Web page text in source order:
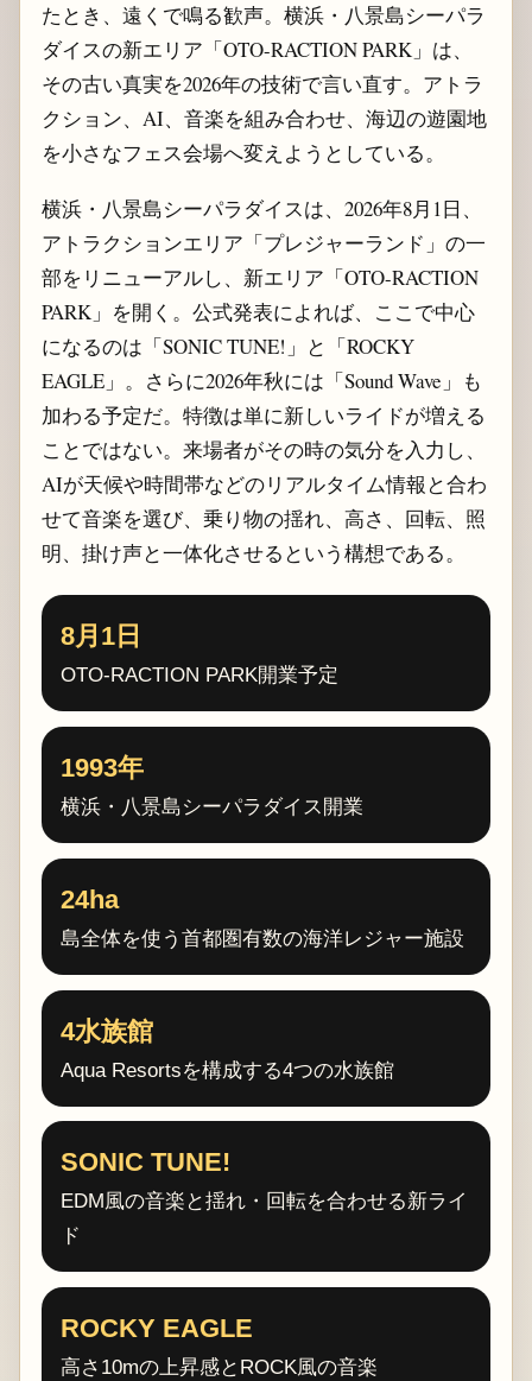
たとき、遠くで鳴る歓声。横浜・八景島シーパラ
ダイスの新エリア「OTO-RACTION PARK」は、
その古い真実を2026年の技術で言い直す。アトラ
クション、AI、音楽を組み合わせ、海辺の遊園地
を小さなフェス会場へ変えようとしている。
横浜・八景島シーパラダイスは、2026年8月1日、
アトラクションエリア「プレジャーランド」の一
部をリニューアルし、新エリア「OTO-RACTION
PARK」を開く。公式発表によれば、ここで中心
になるのは「SONIC TUNE!」と「ROCKY
EAGLE」。さらに2026年秋には「Sound Wave」も
加わる予定だ。特徴は単に新しいライドが増える
ことではない。来場者がその時の気分を入力し、
AIが天候や時間帯などのリアルタイム情報と合わ
せて音楽を選び、乗り物の揺れ、高さ、回転、照
明、掛け声と一体化させるという構想である。
8月1日
OTO-RACTION PARK開業予定
1993年
横浜・八景島シーパラダイス開業
24ha
島全体を使う首都圏有数の海洋レジャー施設
4水族館
Aqua Resortsを構成する4つの水族館
SONIC TUNE!
EDM風の音楽と揺れ・回転を合わせる新ライ
ド
ROCKY EAGLE
高さ10mの上昇感とROCK風の音楽